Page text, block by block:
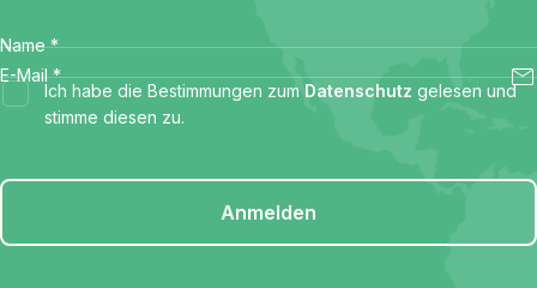
Name *
E-Mail *
Ich habe die Bestimmungen zum Datenschutz gelesen und
stimme diesen zu.
Anmelden